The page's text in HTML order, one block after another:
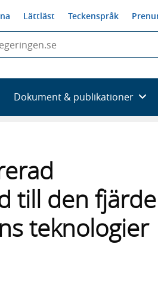
Lättläst Teckenspråk
Dokument & publikationer
till den fjärde
teknologier